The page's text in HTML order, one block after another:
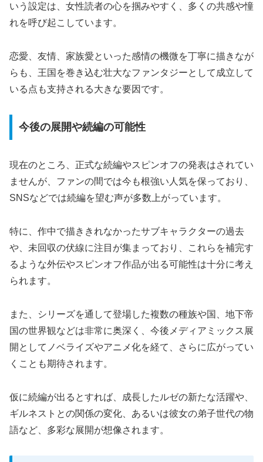
いう設定は、女性読者の心を掴みやすく、多くの共感や憧
れを呼び起こしています。
恋愛、友情、家族愛といった感情の機微を丁寧に描きなが
らも、王国を巻き込む壮大なファンタジーとして成立して
いる点も支持される大きな要因です。
今後の展開や続編の可能性
現在のところ、正式な続編やスピンオフの発表はされてい
ませんが、ファンの間では今も根強い人気を保っており、
SNSなどでは続編を望む声が多数上がっています。
特に、作中で描ききれなかったサブキャラクターの過去
や、未回収の伏線に注目が集まっており、これらを補完す
るような外伝やスピンオフ作品が出る可能性は十分に考え
られます。
また、シリーズを通して登場した複数の種族や国、地下帝
国の世界観などは非常に奥深く、今後メディアミックス展
開としてノベライズやアニメ化を経て、さらに広がってい
くことも期待されます。
仮に続編が出るとすれば、成長したルゼの新たな活躍や、
ギルネストとの関係の変化、あるいは彼女の弟子世代の物
語など、多彩な展開が想像されます。